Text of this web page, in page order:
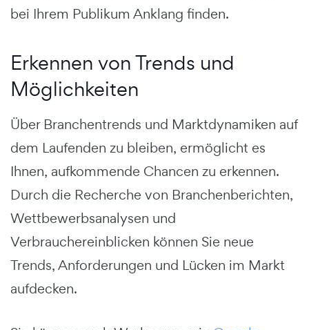
bei Ihrem Publikum Anklang finden.
Erkennen von Trends und
Möglichkeiten
Über Branchentrends und Marktdynamiken auf
dem Laufenden zu bleiben, ermöglicht es
Ihnen, aufkommende Chancen zu erkennen.
Durch die Recherche von Branchenberichten,
Wettbewerbsanalysen und
Verbrauchereinblicken können Sie neue
Trends, Anforderungen und Lücken im Markt
aufdecken.